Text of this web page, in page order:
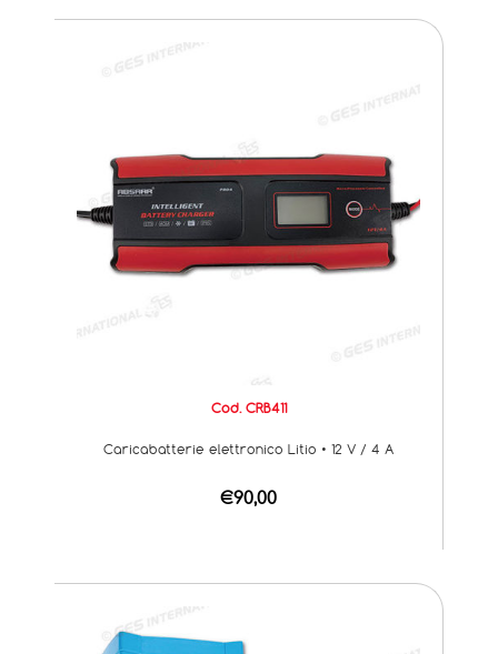
Cod. CRB411
Caricabatterie elettronico Litio • 12 V / 4 A
€90,00